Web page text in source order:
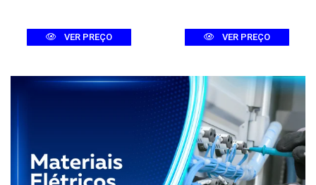
VER PREÇO VER PREÇO